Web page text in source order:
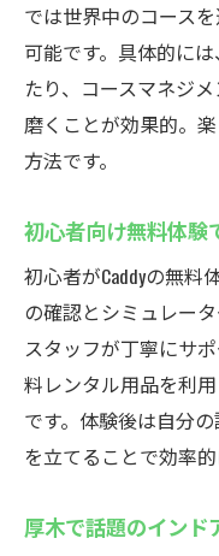
では世界中のコース
可能です。具体的に
たり、コースマネジ
磨くことが効果的。
方法です。
初心者向け無料体験
初心者がCaddyの無
の確認とシミュレー
スタッフが丁寧にサ
料レンタル用品を利
です。体験後は自分
を立てることで効率的
厚木で話題のインド